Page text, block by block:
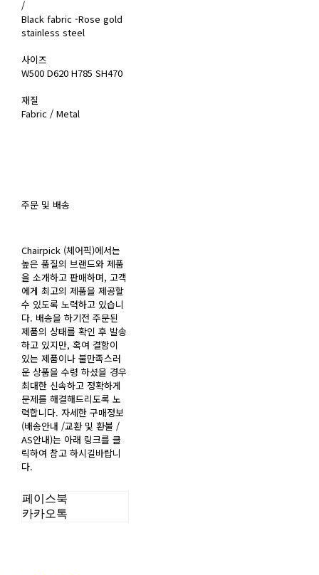
/
Black fabric -Rose gold
stainless steel
사이즈
W500 D620 H785 SH470
재질
Fabric / Metal
주문 및 배송
Chairpick (체어픽)에서는
높은 품질의 브랜드와 제품
을 소개하고 판매하며, 고객
에게 최고의 제품을 제공할
수 있도록 노력하고 있습니
다. 배송을 하기전 주문된
제품의 상태를 확인 후 발송
하고 있지만, 혹여 결함이
있는 제품이나 불만족스러
운 상품을 수령 하셨을 경우
최대한 신속하고 정확하게
문제를 해결해드리도록 노
력합니다. 자세한 구매정보
(배송안내 /교환 및 환불 /
AS안내)는 아래 링크를 클
릭하여 참고 하시길바랍니
다.
페이스북
카카오톡